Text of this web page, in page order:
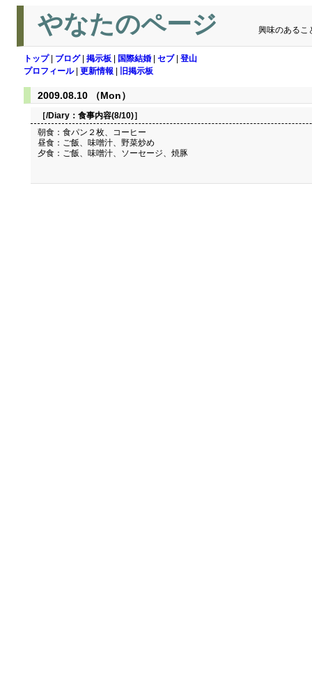
やなたのページ 興味のあるこ
トップ| ブログ| 掲示板 国際結婚 セブ| 登山
プロフィール| 更新情報 旧掲示板
2009.08.10 （Mon）
［/Diary： 食事内容(8/10)］
朝食：食パン２枚、コーヒー
昼食：ご飯、味噌汁、野菜炒め
夕食：ご飯、味噌汁、ソーセージ、焼豚